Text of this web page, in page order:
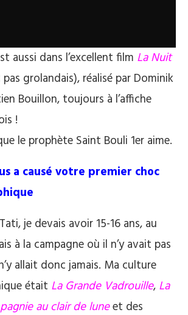
aussi dans l’excellent film La Nuit
pas grolandais), réalisé par Dominik
Bouillon, toujours à l’affiche
!
le prophète Saint Bouli 1er aime.
a causé votre premier choc
je devais avoir 15-16 ans, au
à la campagne où il n’y avait pas
allait donc jamais. Ma culture
était La Grande Vadrouille, La
au clair de luneet des